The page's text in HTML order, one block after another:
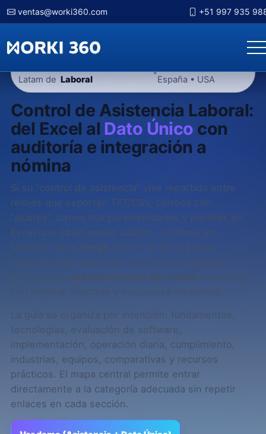
ventas@worki360.com +51 997 935
Latam de Laboral
•
España • USA
Control de Asistencia Laboral:
del Excel al Dato Único con
auditoría e integración a
nómina
Si su “control de asistencia” vive repartido entre
relojes que exportan TXT/CSV, correos con
“ajustes”, turnos mal parametrizados y planillas en
Excel que nadie puede auditar… no tiene un
sistema: tiene riesgo. Este hub es una guía
completa para pasar del caos a una operación
profesional: una única fuente de verdad conectada
con nómina, finanzas y decisiones ejecutivas.
La guía se organiza por intención: fundamentos,
tecnologías, evaluación de software,
implementación, operación diaria, cumplimiento,
industrias, equipos, comparativas y recursos
prácticos. El mapa central permite entrar
directamente a la categoría adecuada sin repetir
enlaces en cada sección.